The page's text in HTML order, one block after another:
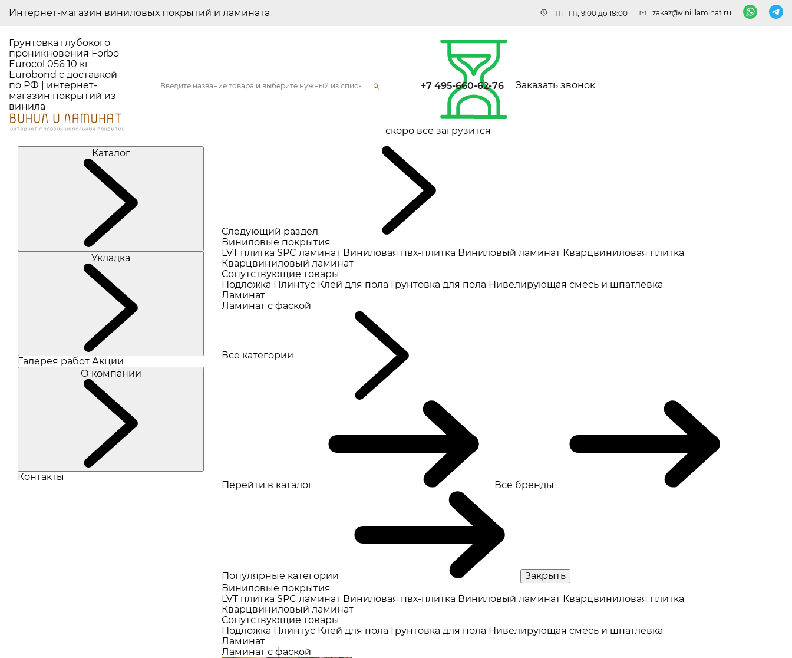
Интернет-магазин виниловых покрытий и ламината Пн-Пт, 9:00 до 18:00 zakaz@vinililaminat.ru
Грунтовка глубокого
проникновения Forbo
Eurocol 056 10 кг
Eurobond с доставкой
по РФ | интернет-
магазин покрытий из
винила
скоро все загрузится
+7 495-660-62-76 Заказать звонок
Каталог
Укладка
Галерея работ Акции
О компании
Контакты
Следующий раздел
Виниловые покрытия
LVT плитка SPC ламинат Виниловая пвх-плитка Виниловый ламинат Кварцвиниловая плитка
Кварцвиниловый ламинат
Сопутствующие товары
Подложка Плинтус Клей для пола Грунтовка для пола Нивелирующая смесь и шпатлевка
Ламинат
Ламинат с фаской
Все катeгории
Перейти в каталог Все бренды
Популярные категории
Закрыть
Виниловые покрытия
LVT плитка SPC ламинат Виниловая пвх-плитка Виниловый ламинат Кварцвиниловая плитка
Кварцвиниловый ламинат
Сопутствующие товары
Подложка Плинтус Клей для пола Грунтовка для пола Нивелирующая смесь и шпатлевка
Ламинат
Ламинат с фаской